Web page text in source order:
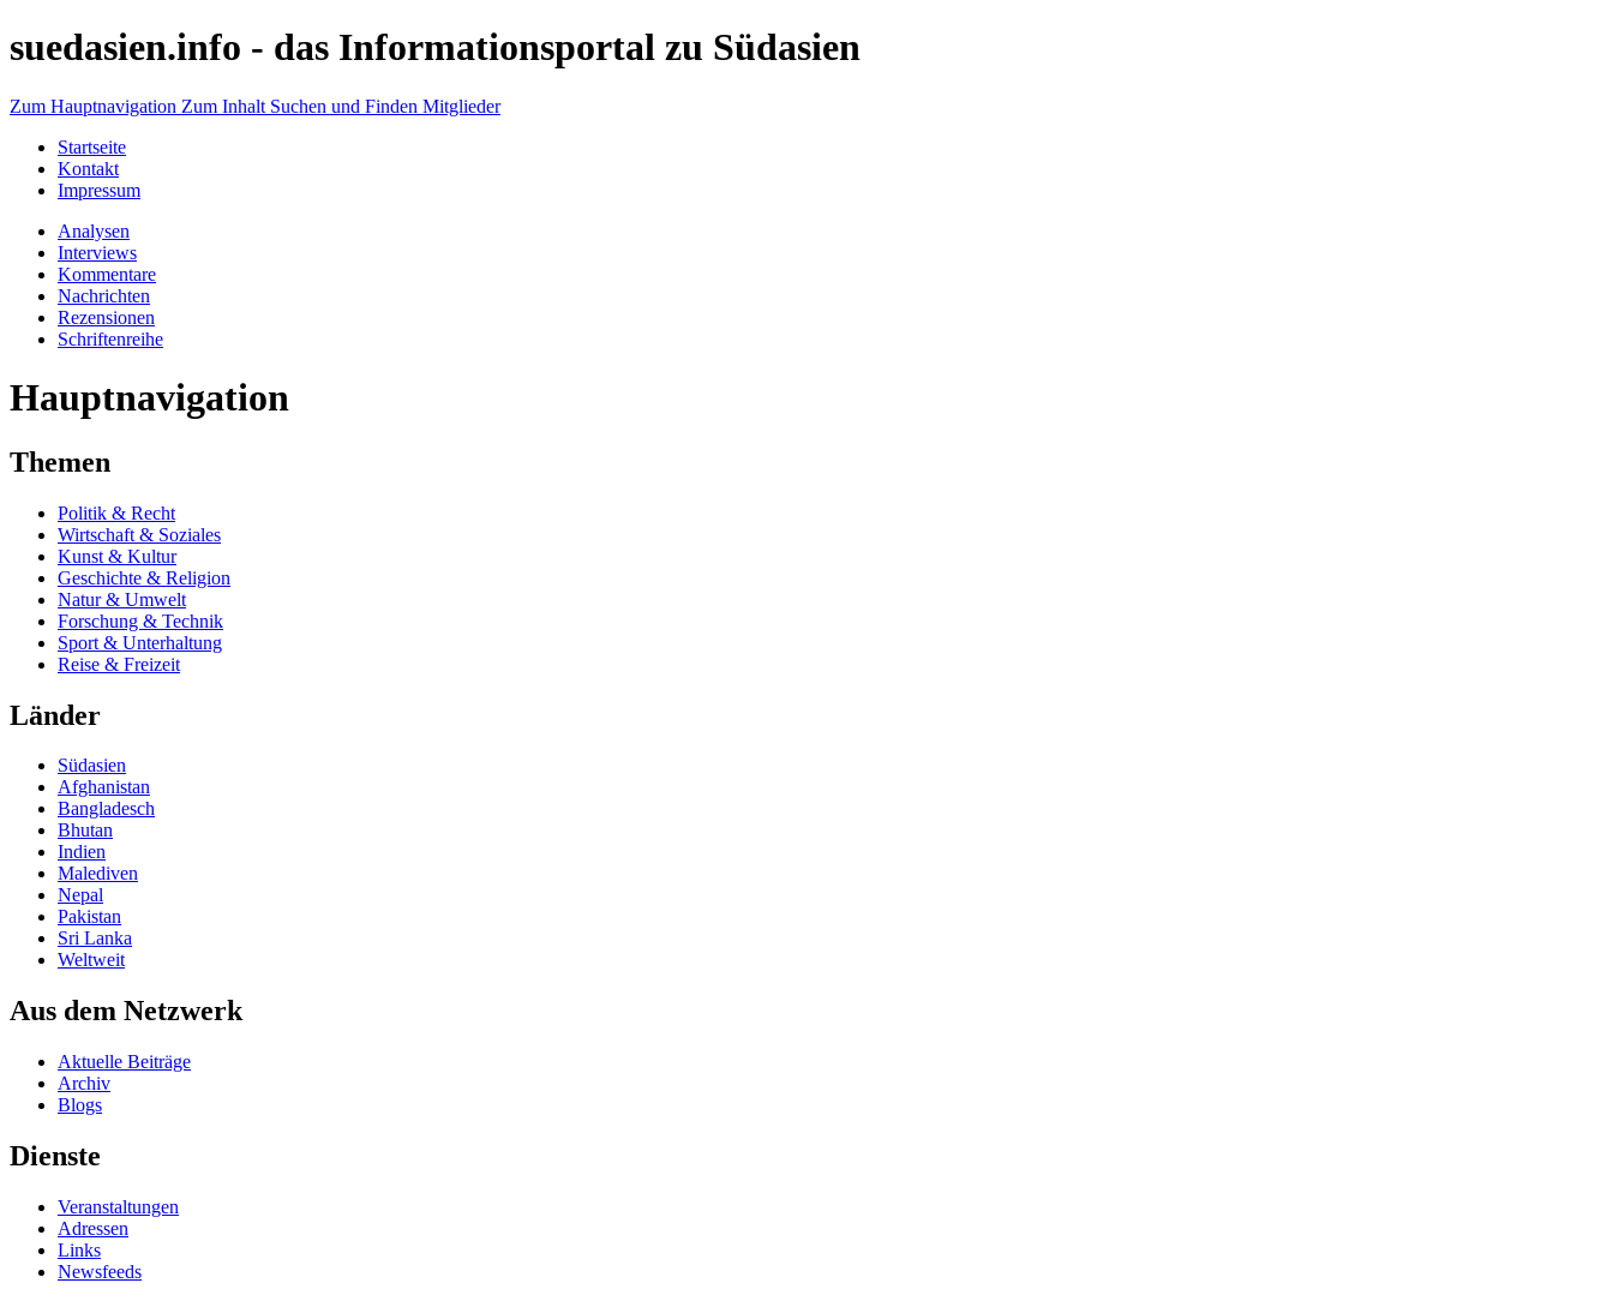
suedasien.info - das Informationsportal zu Südasien
Zum Hauptnavigation Zum Inhalt Suchen und Finden Mitglieder
Startseite
Kontakt
Impressum
Analysen
Interviews
Kommentare
Nachrichten
Rezensionen
Schriftenreihe
Hauptnavigation
Themen
Politik & Recht
Wirtschaft & Soziales
Kunst & Kultur
Geschichte & Religion
Natur & Umwelt
Forschung & Technik
Sport & Unterhaltung
Reise & Freizeit
Länder
Südasien
Afghanistan
Bangladesch
Bhutan
Indien
Malediven
Nepal
Pakistan
Sri Lanka
Weltweit
Aus dem Netzwerk
Aktuelle Beiträge
Archiv
Blogs
Dienste
Veranstaltungen
Adressen
Links
Newsfeeds